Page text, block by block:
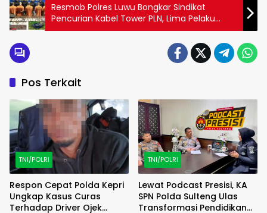
Resmob Polres Luwu Bongkar Sindikat
Pencurian Kabel Tower PLN, Lima Pelaku
Diamankan
Pos Terkait
TNI/POLRI
Respon Cepat Polda Kepri
Ungkap Kasus Curas
Terhadap Driver Ojek
TNI/POLRI
Lewat Podcast Presisi, KA
SPN Polda Sulteng Ulas
Transformasi Pendidikan